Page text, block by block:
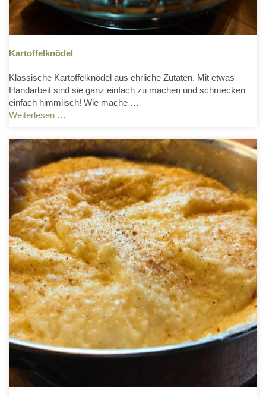
Kartoffelknödel
Klassische Kartoffelknödel aus ehrliche Zutaten. Mit etwas
Handarbeit sind sie ganz einfach zu machen und schmecken
einfach himmlisch! Wie mache …
Weiterlesen …